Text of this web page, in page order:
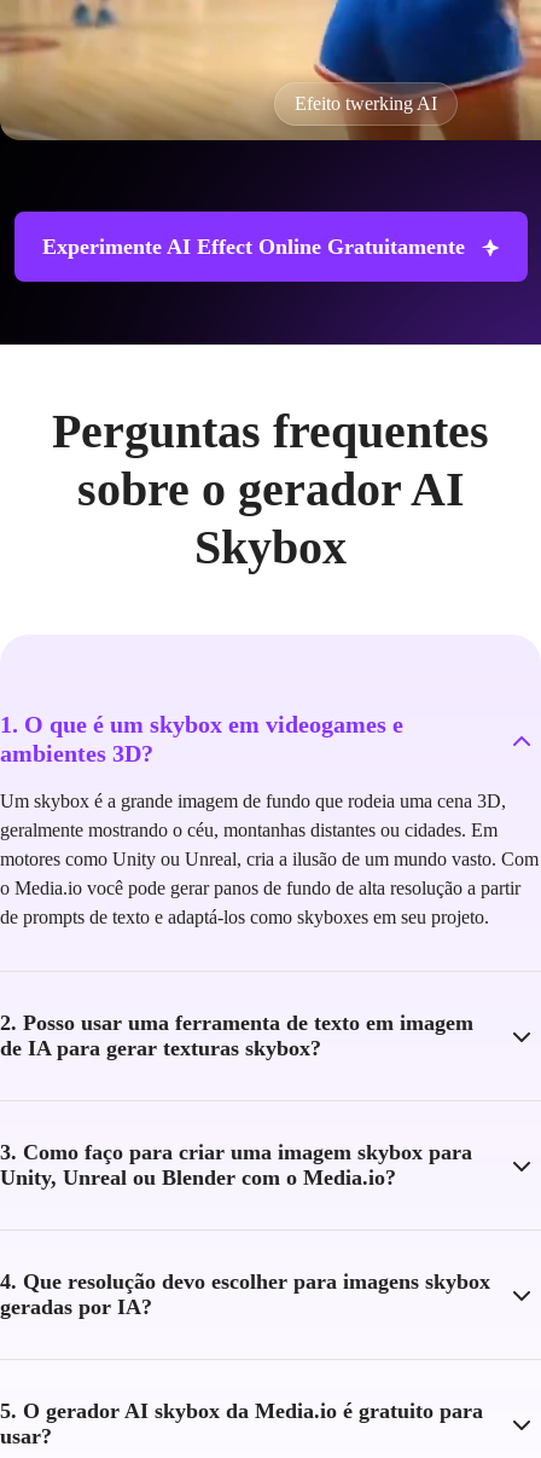
Efeito twerking AI
Experimente AI Effect Online Gratuitamente
Perguntas frequentes
sobre o gerador AI
Skybox
1. O que é um skybox em videogames e
ambientes 3D?
Um skybox é a grande imagem de fundo que rodeia uma cena 3D,
geralmente mostrando o céu, montanhas distantes ou cidades. Em
motores como Unity ou Unreal, cria a ilusão de um mundo vasto. Com
o Media.io você pode gerar panos de fundo de alta resolução a partir
de prompts de texto e adaptá-los como skyboxes em seu projeto.
2. Posso usar uma ferramenta de texto em imagem
de IA para gerar texturas skybox?
3. Como faço para criar uma imagem skybox para
Unity, Unreal ou Blender com o Media.io?
4. Que resolução devo escolher para imagens skybox
geradas por IA?
5. O gerador AI skybox da Media.io é gratuito para
usar?